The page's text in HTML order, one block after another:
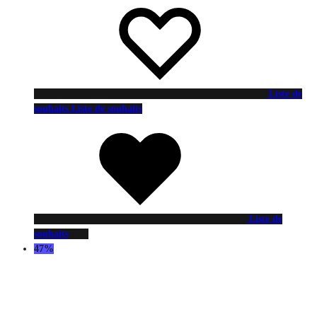
Liste de
souhaits Liste de souhaits
Liste de
souhaits
47%